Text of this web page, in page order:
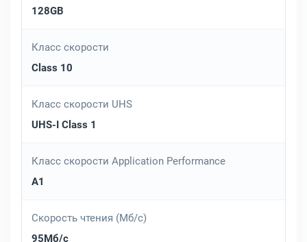
128GB
Класс скорости
Class 10
Класс скорости UHS
UHS-I Class 1
Класс скорости Application Performance
A1
Скорость чтения (Мб/с)
95Мб/с